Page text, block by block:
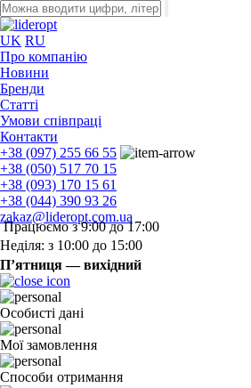
UK RU
Про компанію
Новини
Бренди
Статті
Умови співпраці
Контакти
+38 (097) 255 66 55
+38 (050) 517 70 15
+38 (093) 170 15 61
+38 (044) 390 93 26
zakaz@lideropt.com.ua
Працюємо з 9:00 до 17:00
Неділя: з 10:00 до 15:00
П’ятниця — вихідний
Особисті дані
Мої замовлення
Способи отримання